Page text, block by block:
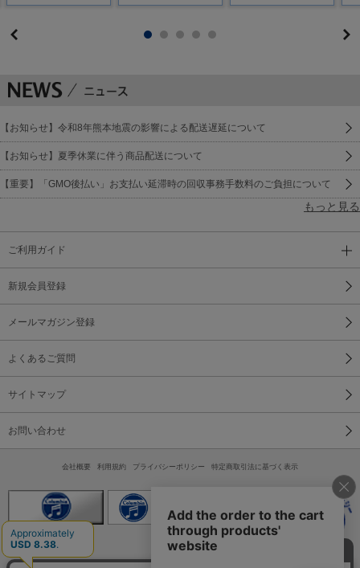
【お知らせ】令和8年熊本地震の影響による配送遅延について
【お知らせ】夏季休業に伴う商品配送について
【重要】「GMO後払い」お支払い延滞時の回収事務手数料のご負担について
もっと見る
ご利用ガイド
新規会員登録
メールマガジン登録
よくあるご質問
サイトマップ
お問い合わせ
会社概要 利用規約 プライバシーポリシー 特定商取引法に基づく表示